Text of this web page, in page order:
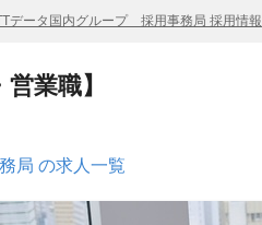
データ国内グループ 採用事務局 採用情報
業職】
局 の求人一覧